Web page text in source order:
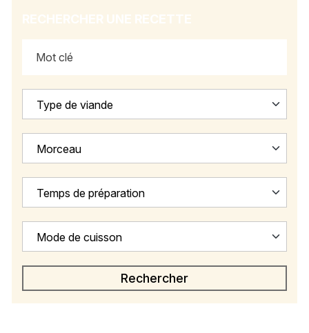
Type de viande
Morceau
Temps de préparation
Mode de cuisson